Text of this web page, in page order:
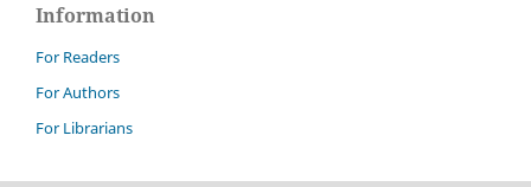
Information
For Readers
For Authors
For Librarians